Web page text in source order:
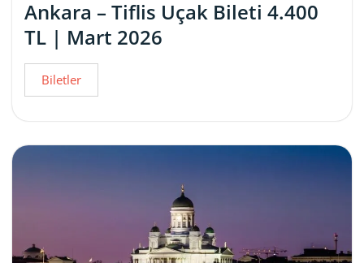
Ankara – Tiflis Uçak Bileti 4.400
TL | Mart 2026
Biletler